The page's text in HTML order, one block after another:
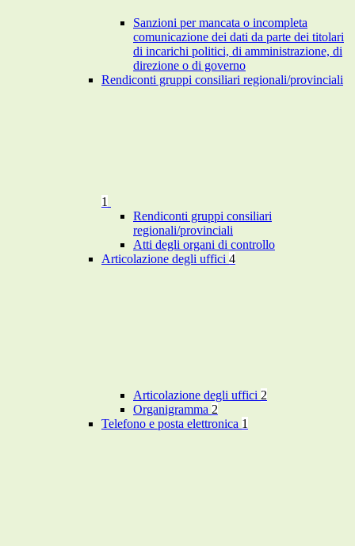
Sanzioni per mancata o incompleta
comunicazione dei dati da parte dei titolari
di incarichi politici, di amministrazione, di
direzione o di governo
Rendiconti gruppi consiliari regionali/provinciali
1
Rendiconti gruppi consiliari
regionali/provinciali
Atti degli organi di controllo
Articolazione degli uffici 4
Articolazione degli uffici 2
Organigramma 2
Telefono e posta elettronica 1